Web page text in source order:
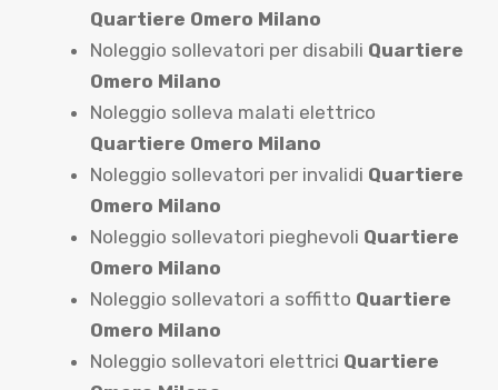
Quartiere Omero Milano
Noleggio sollevatori per disabili Quartiere
Omero Milano
Noleggio solleva malati elettrico
Quartiere Omero Milano
Noleggio sollevatori per invalidi Quartiere
Omero Milano
Noleggio sollevatori pieghevoli Quartiere
Omero Milano
Noleggio sollevatori a soffitto Quartiere
Omero Milano
Noleggio sollevatori elettrici Quartiere